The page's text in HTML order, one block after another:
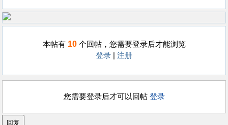
本帖有 10个回帖，您需要登录后才能浏览
登录
注册
您需要登录后才可以回帖 登录